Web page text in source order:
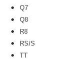
Q7
Q8
R8
RS/S
TT